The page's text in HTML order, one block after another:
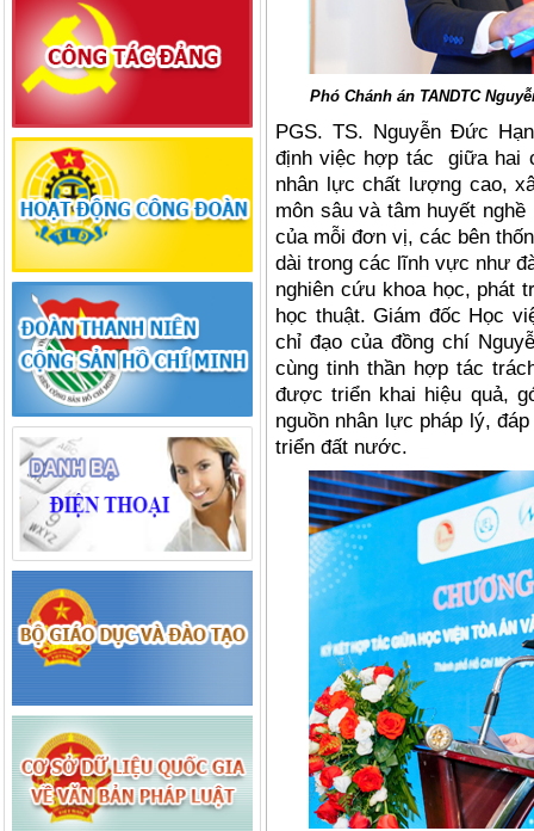
Phó Chánh án TANDTC
PGS. TS. Nguyễn Đức
định việc hợp tác
giữa hai
nhân lực chất l ượng cao,
môn sâu và tâm huyết
của mỗi đơn vị, các bên
dài trong các lĩnh vực như
nghiên cứu khoa học, phát
học thuật. Giám đốc Học
chỉ đạo của đồng chí
cùng tinh thần hợp tác
được triển khai hiệu quả, g
nguồn nhân lực pháp lý, đá
triển đất nước.